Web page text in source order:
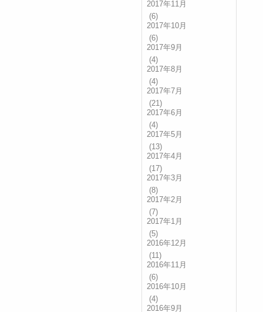
2017年11月
(6)
2017年10月
(6)
2017年9月
(4)
2017年8月
(4)
2017年7月
(21)
2017年6月
(4)
2017年5月
(13)
2017年4月
(17)
2017年3月
(8)
2017年2月
(7)
2017年1月
(5)
2016年12月
(11)
2016年11月
(6)
2016年10月
(4)
2016年9月